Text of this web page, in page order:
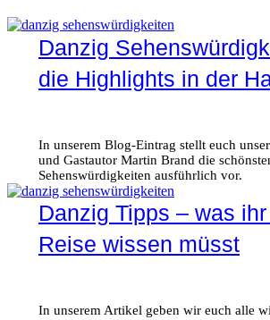
Danzig
die Highlights in der
In unserem Blog-Eintrag stellt euch
und Gastautor Martin Brand die
Sehenswürdigkeiten ausführlich vor.
Danzig Tipps – was
Reise wissen müsst
In unserem Artikel geben wir euch alle